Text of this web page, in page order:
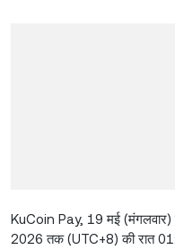
KuCoin Pay, 19 मई (मंगलवार)
2026 तक (UTC+8) की रात